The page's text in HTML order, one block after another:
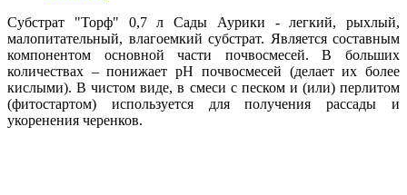
Субстрат "Торф" 0,7 л Сады Аурики - легкий, рыхлый,
малопитательный, влагоемкий субстрат. Является составным
компонентом основной части почвосмесей. В больших
количествах – понижает рН почвосмесей (делает их более
кислыми). В чистом виде, в смеси с песком и (или) перлитом
(фитостартом) используется для получения рассады и
укоренения черенков.